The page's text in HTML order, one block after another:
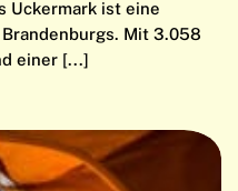
Uckermark ist eine
Mit 3.058
einer [...]